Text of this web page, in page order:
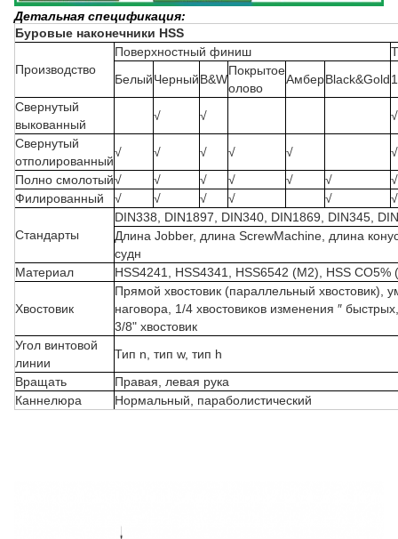
Детальная спецификация:
Буровые наконечники HSS
Производство
Поверхностный финиш
БелыйЧерныйB&W
Покрытое
олово
АмберBlack&Gold
Свернутый
выкованный
√ √
√
Свернутый
отполированный
√ √ √ √ √
√
Полно смолотый√ √ √ √ √ √
√
Филированный
√ √ √ √ √ √
Стандарты
DIN338, DIN1897, DIN340, DIN1869, DIN345,
Длина Jobber, длина ScrewMachine, длина
судн
Материал
HSS4241, HSS4341, HSS6542 (M2), HSS CO5%
Хвостовик
Прямой хвостовик (параллельный хвостовик),
наговора, 1/4 хвостовиков изменения ″
3/8" хвостовик
Угол винтовой
линии
Тип n, тип w, тип h
Вращать
Правая, левая рука
Каннелюра
Нормальный, параболистический